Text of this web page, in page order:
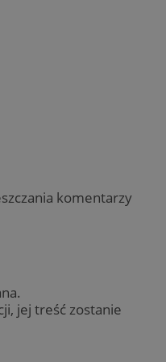
komentarzy
jej treść zostanie